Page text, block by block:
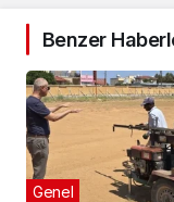
Benzer
Genel